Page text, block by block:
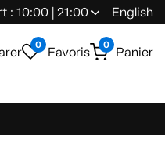
: 10:00 | 21:00 English
0 Favoris 0 Panier